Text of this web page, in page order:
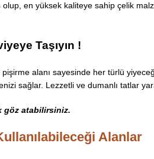
en yüksek kaliteye sahip çelik
Taşıyın !
alanı sayesinde her türlü
sağlar. Lezzetli ve dumanlı tatlar
göz atabilirsiniz.
Alanlar